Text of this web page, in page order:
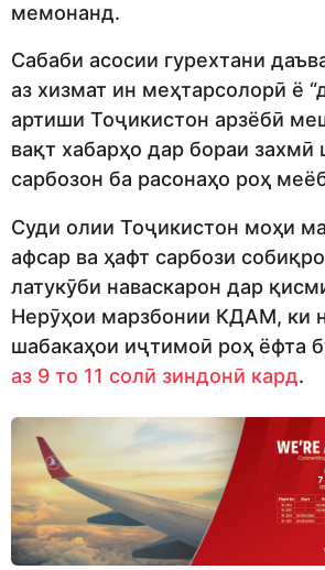
мемонанд.
Сабаби асосии гурехтани
аз хизмат ин меҳтарсолорӣ ё
артиши Тоҷикистон арзёбӣ
вақт хабарҳо дар бораи захмӣ
сарбозон ба расонаҳо роҳ
Суди олии Тоҷикистон моҳи
афсар ва ҳафт сарбози
латукӯби наваскарон дар
Нерӯҳои марзбонии КДАМ, ки
шабакаҳои иҷтимоӣ роҳ ёфта
аз 9 то 11 солӣ зиндонӣ кард.